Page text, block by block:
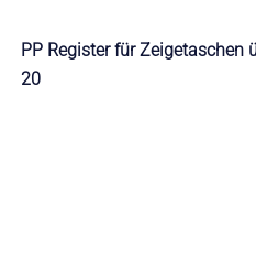
PP Register für Zeigetaschen
20